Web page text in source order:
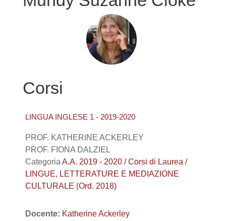
Corsi
LINGUA INGLESE 1 - 2019-2020
PROF. KATHERINE ACKERLEY
PROF. FIONA DALZIEL
Categoria A.A. 2019 - 2020 / Corsi di Laurea /
LINGUE, LETTERATURE E MEDIAZIONE
CULTURALE (Ord. 2018)
Docente: Katherine Ackerley